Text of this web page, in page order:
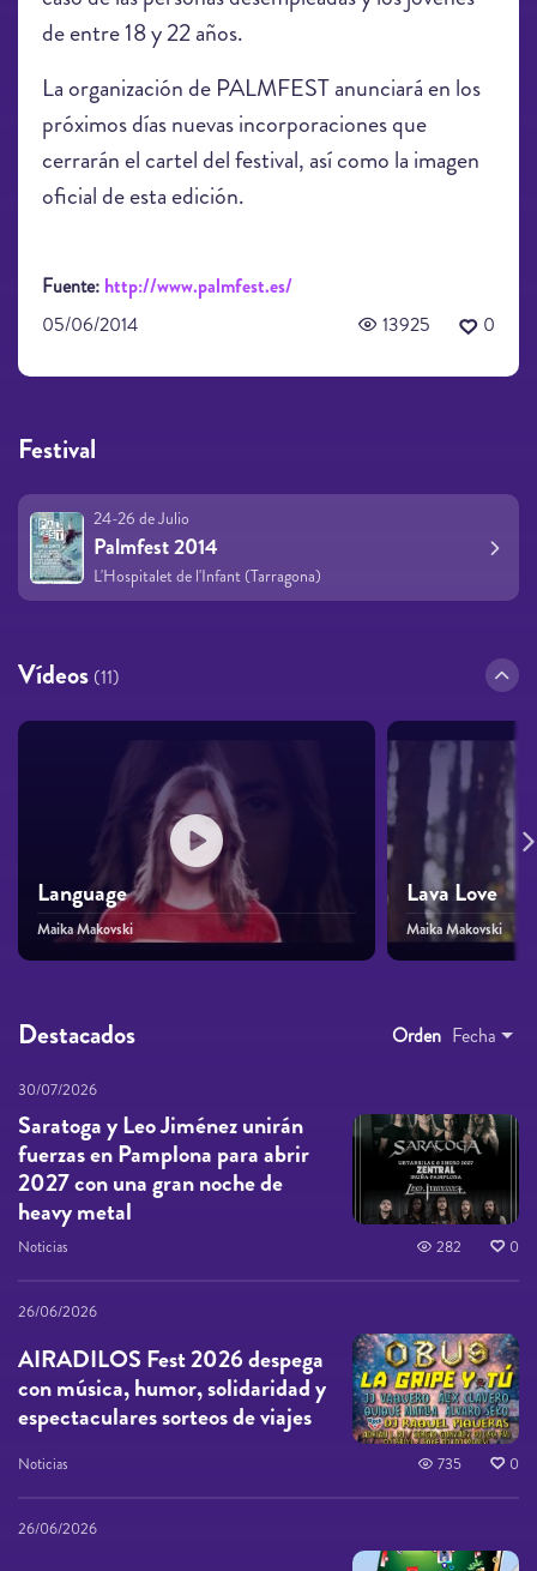
de entre 18 y 22 años.
La organización de PALMFEST anunciará en los
próximos días nuevas incorporaciones que
cerrarán el cartel del festival, así como la imagen
oficial de esta edición.
Fuente: http://www.palmfest.es/
05/06/2014
13925 0
Festival
24-26 de Julio
Palmfest 2014
L'Hospitalet de l'Infant (Tarragona)
Vídeos (11)
Language
Maika Makovski
Lava Love
Maika Makovski
Destacados Orden Fecha
30/07/2026
Saratoga y Leo Jiménez unirán
fuerzas en Pamplona para abrir
2027 con una gran noche de
heavy metal
Noticias 282 0
26/06/2026
AIRADILOS Fest 2026 despega
con música, humor, solidaridad y
espectaculares sorteos de viajes
Noticias 735 0
26/06/2026